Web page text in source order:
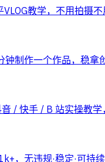
教学，不用拍摄
制作一个作品，稳拿
/ 快手 / B 站实操教
，无违规·稳定·可持